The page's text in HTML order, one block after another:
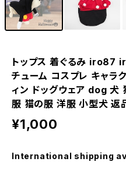
トップス 着ぐるみ iro87
チューム コスプレ キャラ
ィン ドッグウェア dog 犬
服 猫の服 洋服 小型犬 返
¥1,000
International shipping